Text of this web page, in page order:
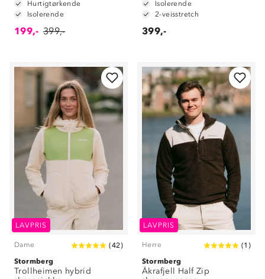
Hurtigtørkende
Isolerende
199,- 399,-
Isolerende
2-veisstretch
399,-
LAVPRIS
Dame (42)
Stormberg
Trollheimen hybrid
LAVPRIS
Herre (1 )
Stormberg
Åkrafjell Half Zip